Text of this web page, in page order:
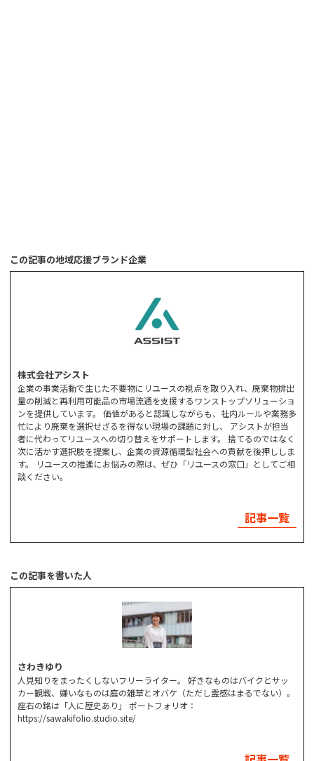
この記事の地域応援ブランド企業
株式会社アシスト
企業の事業活動で生じた不要物にリユースの視点を取り入れ、廃棄物排出
量の削減と再利用可能品の市場流通を支援するワンストップソリューショ
ンを提供しています。 価値があると認識しながらも、社内ルールや業務多
忙により廃棄を選択せざるを得ない現場の課題に対し、 アシストが担当
者に代わってリユースへの切り替えをサポートします。 捨てるのではなく
次に活かす選択肢を提案し、企業の資源循環型社会への貢献を後押ししま
す。 リユースの推進にお悩みの際は、ぜひ「リユースの窓口」としてご相
談ください。
記事一覧
この記事を書いた人
さわきゆり
人見知りをまったくしないフリーライター。 好きなものはバイクとサッ
カー観戦、嫌いなものは庭の雑草とオバケ（ただし霊感はまるでない）。
座右の銘は「人に歴史あり」 ポートフォリオ：
https://sawakifolio.studio.site/